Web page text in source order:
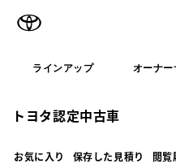
ラインアップ オーナー
トヨタ認定中古車
お気に入り 保存した見積り 閲覧